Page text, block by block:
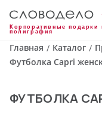
Корпоративные подарки
полиграфия
Главная / Каталог /
Футболка Capri
ФУТБОЛКА